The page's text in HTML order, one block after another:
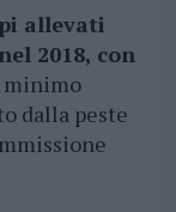
allevati
2018, con
dalla peste